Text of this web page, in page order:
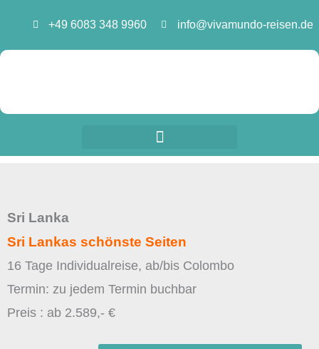
springen
+49 6083 348 9960 info@vivamundo-reisen.de
Sri Lanka
Sri Lankas schönste Seiten
16 Tage Individualreise, ab/bis Colombo
Termin: zu jedem Termin buchbar
Preis : ab 2.589,- €